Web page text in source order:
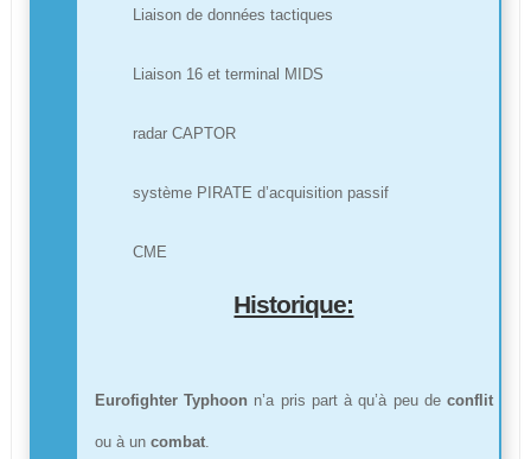
Liaison de données tactiques
Liaison 16 et terminal MIDS
radar CAPTOR
système PIRATE d’acquisition passif
CME
Historique:
Eurofighter Typhoon n’a pris part à qu’à peu deconflit
ou à un combat.